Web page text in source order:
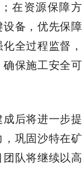
在资源保障方
备，优先保障
全过程监督，
保施工安全可
后将进一步提
巩固沙特在矿
队将继续以高